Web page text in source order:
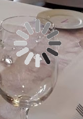
Gefällt mir